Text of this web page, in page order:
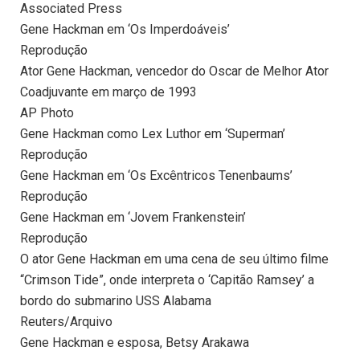
Associated Press
Gene Hackman em ‘Os Imperdoáveis’
Reprodução
Ator Gene Hackman, vencedor do Oscar de Melhor Ator
Coadjuvante em março de 1993
AP Photo
Gene Hackman como Lex Luthor em ‘Superman’
Reprodução
Gene Hackman em ‘Os Excêntricos Tenenbaums’
Reprodução
Gene Hackman em ‘Jovem Frankenstein’
Reprodução
O ator Gene Hackman em uma cena de seu último filme
“Crimson Tide”, onde interpreta o ‘Capitão Ramsey’ a
bordo do submarino USS Alabama
Reuters/Arquivo
Gene Hackman e esposa, Betsy Arakawa